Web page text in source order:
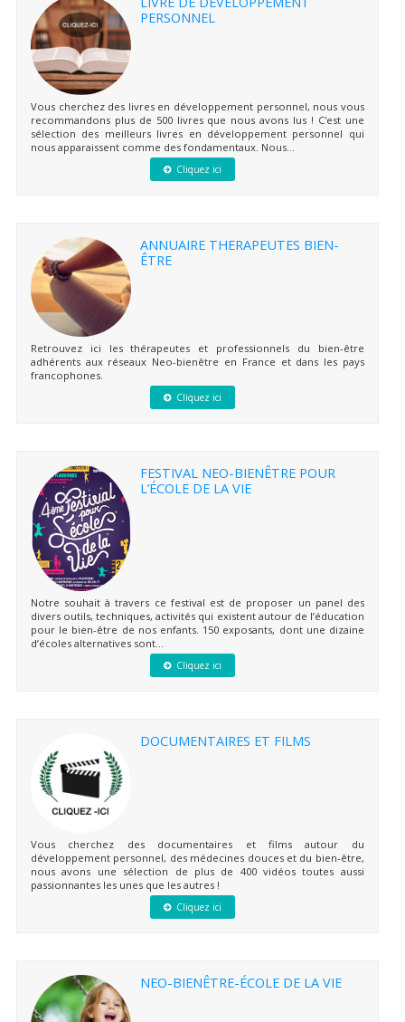
PERSONNEL
Vous cherchez des livres en développement personnel, nous vous
recommandons plus de 500 livres que nous avons lus ! C'est une
sélection des meilleurs livres en développement personnel qui
nous apparaissent comme des fondamentaux. Nous...
Cliquez ici
ANNUAIRE THERAPEUTES BIEN-
ÊTRE
Retrouvez ici les thérapeutes et professionnels du bien-être
adhérents aux réseaux Neo-bienêtre en France et dans les pays
francophones.
Cliquez ici
FESTIVAL NEO-BIENÊTRE POUR
L’ÉCOLE DE LA VIE
Notre souhait à travers ce festival est de proposer un panel des
divers outils, techniques, activités qui existent autour de l’éducation
pour le bien-être de nos enfants. 150 exposants, dont une dizaine
d’écoles alternatives sont...
Cliquez ici
DOCUMENTAIRES ET FILMS
Vous cherchez des documentaires et films autour du
développement personnel, des médecines douces et du bien-être,
nous avons une sélection de plus de 400 vidéos toutes aussi
passionnantes les unes que les autres !
Cliquez ici
NEO-BIENÊTRE-ÉCOLE DE LA VIE